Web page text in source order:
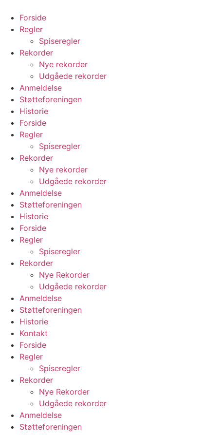
indhold
Forside
Regler
Spiseregler
Rekorder
Nye rekorder
Udgåede rekorder
Anmeldelse
Støtteforeningen
Historie
Forside
Regler
Spiseregler
Rekorder
Nye rekorder
Udgåede rekorder
Anmeldelse
Støtteforeningen
Historie
Forside
Regler
Spiseregler
Rekorder
Nye Rekorder
Udgåede rekorder
Anmeldelse
Støtteforeningen
Historie
Kontakt
Forside
Regler
Spiseregler
Rekorder
Nye Rekorder
Udgåede rekorder
Anmeldelse
Støtteforeningen